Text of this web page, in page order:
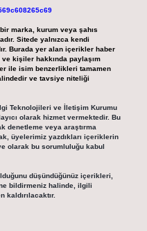
marka, kurum veya şahıs
Sitede yalnızca kendi
Burada yer alan içerikler haber
kişiler hakkında paylaşım
ile isim benzerlikleri tamamen
ve tavsiye niteliği
Teknolojileri ve İletişim Kurumu
olarak hizmet vermektedir. Bu
denetleme veya araştırma
üyelerimiz yazdıkları içeriklerin
olarak bu sorumluluğu kabul
düşündüğünüz içerikleri,
bildirmeniz halinde, ilgili